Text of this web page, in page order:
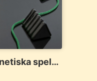
spelet